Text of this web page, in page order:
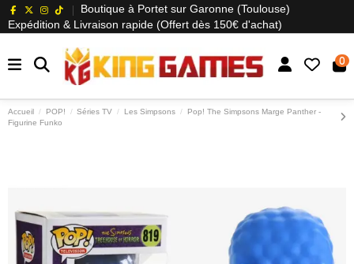
Boutique à Portet sur Garonne (Toulouse)
Expédition & Livraison rapide (Offert dès 150€ d'achat)
0
Accueil POP! Séries TV Les Simpsons
Pop! The Simpsons Marge Panther -
Figurine Funko